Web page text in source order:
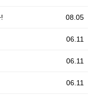
08.05
06.11
06.11
06.11